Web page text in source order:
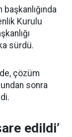
Kurulu
sürdü.
çözüm
sonra
edildi’